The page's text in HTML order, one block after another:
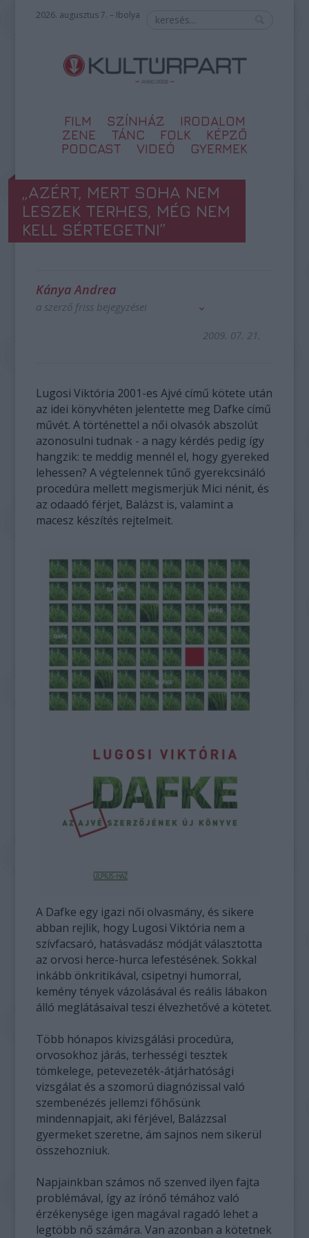
2026. augusztus 7. – Ibolya
FILM SZÍNHÁZ
IRODALOM
ZENE
TÁNC FOLK
KÉPZŐ
PODCAST
VIDEÓ GYERMEK
„AZÉRT, MERT SOHA NEM
LESZEK TERHES, MÉG NEM
KELL SÉRTEGETNI”
Kánya Andrea
a szerző friss bejegyzései
2009. 07. 21.
Lugosi Viktória 2001-es Ajvé című kötete után
az idei könyvhéten jelentette meg Dafke című
művét. A történettel a női olvasók abszolút
azonosulni tudnak - a nagy kérdés pedig így
hangzik: te meddig mennél el, hogy gyereked
lehessen? A végtelennek tűnő gyerekcsináló
procedúra mellett megismerjük Mici nénit, és
az odaadó férjet, Balázst is, valamint a
macesz készítés rejtelmeit.
A Dafke egy igazi női olvasmány, és sikere
abban rejlik, hogy Lugosi Viktória nem a
szívfacsaró, hatásvadász módját választotta
az orvosi herce-hurca lefestésének. Sokkal
inkább önkritikával, csipetnyi humorral,
kemény tények vázolásával és reális lábakon
álló meglátásaival teszi élvezhetővé a kötetet.
Több hónapos kivizsgálási procedúra,
orvosokhoz járás, terhességi tesztek
tömkelege, petevezeték-átjárhatósági
vizsgálat és a szomorú diagnózissal való
szembenézés jellemzi főhősünk
mindennapjait, aki férjével, Balázzsal
gyermeket szeretne, ám sajnos nem sikerül
összehozniuk.
Napjainkban számos nő szenved ilyen fajta
problémával, így az írónő témához való
érzékenysége igen magával ragadó lehet a
legtöbb nő számára. Van azonban a kötetnek